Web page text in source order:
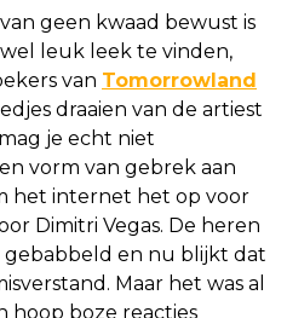
geen kwaad bewust is
leuk leek te vinden,
van Tomorrowland
draaien van de artiest
je echt niet
vorm van gebrek aan
het internet het op voor
Dimitri Vegas. De heren
en nu blijkt dat
Maar het was al
hoop boze reacties